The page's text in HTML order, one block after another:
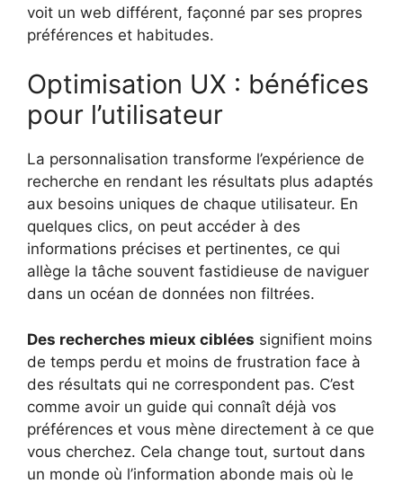
voit un web différent, façonné par ses propres
préférences et habitudes.
Optimisation UX : bénéfices
pour l’utilisateur
La personnalisation transforme l’expérience de
recherche en rendant les résultats plus adaptés
aux besoins uniques de chaque utilisateur. En
quelques clics, on peut accéder à des
informations précises et pertinentes, ce qui
allège la tâche souvent fastidieuse de naviguer
dans un océan de données non filtrées.
Des recherches mieux ciblées signifient moins
de temps perdu et moins de frustration face à
des résultats qui ne correspondent pas. C’est
comme avoir un guide qui connaît déjà vos
préférences et vous mène directement à ce que
vous cherchez. Cela change tout, surtout dans
un monde où l’information abonde mais où le